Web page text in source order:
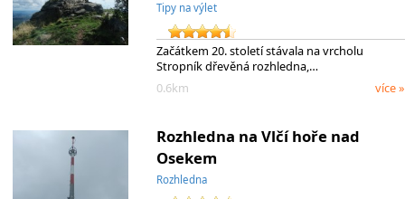
Tipy na výlet
Začátkem 20. století stávala na vrcholu
Stropník dřevěná rozhledna,…
0.6km
více »
Rozhledna na Vlčí hoře nad
Osekem
Rozhledna